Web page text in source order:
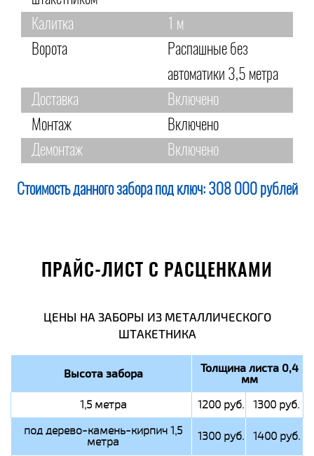
Калитка
1 м
Ворота
Распашные без
автоматики 3,5 метра
Доставка
Включено
Монтаж
Включено
Демонтаж
Включено
Стоимость данного забора под ключ: 308 000 рублей
ПРАЙС-ЛИСТ С РАСЦЕНКАМИ
ЦЕНЫ НА ЗАБОРЫ ИЗ МЕТАЛЛИЧЕСКОГО
ШТАКЕТНИКА
Высота забора Толщина листа 0,4
мм
1,5 метра 1200 руб.
1300 руб.
под дерево-камень-кирпич 1,5
метра 1300 руб. 1400 руб.